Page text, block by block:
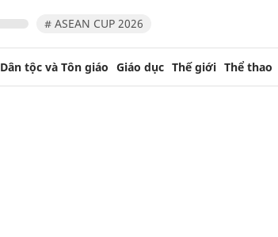
# ASEAN CUP 2026
Dân tộc và Tôn giáo Giáo dục Thế giới Thể thao